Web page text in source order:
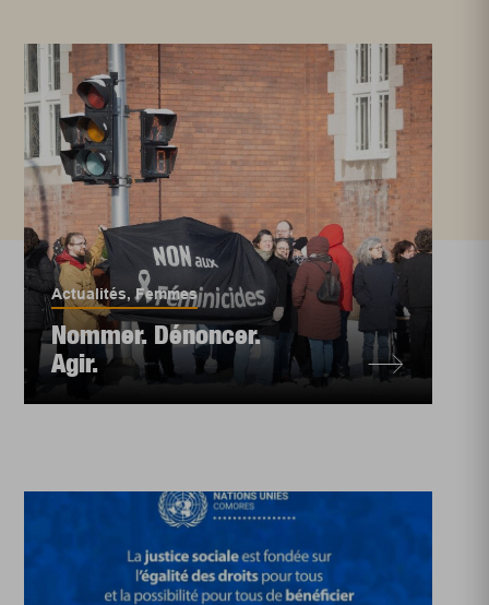
Actualités,Femmes
Nommer. Dénoncer.
Agir.